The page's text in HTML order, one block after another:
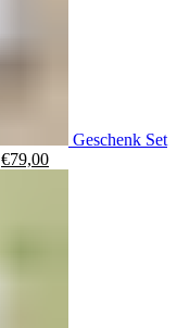
Geschenk Set
Ursprünglicher
€79,00Aktueller